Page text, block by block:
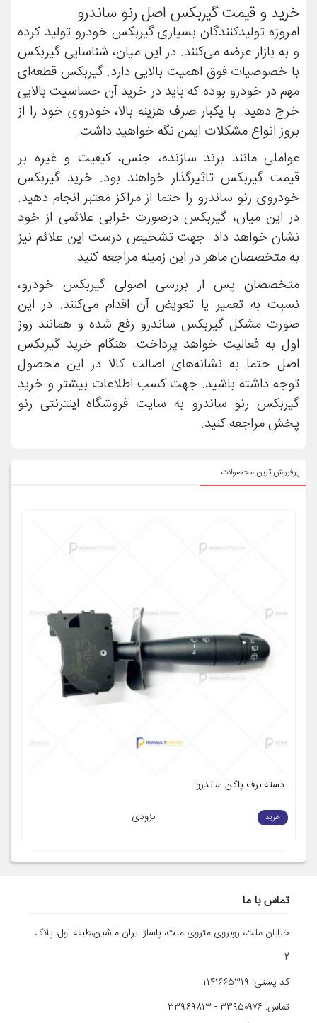
خرید و قیمت گیربکس اصل رنو ساندرو
امروزه تولیدکنندگان بسیاری گیربکس خودرو تولید کرده
و به بازار عرضه می‌کنند. در این میان، شناسایی گیربکس
با خصوصیات فوق اهمیت بالایی دارد. گیربکس قطعه‌ای
مهم در خودرو بوده که باید در خرید آن حساسیت بالایی
خرج دهید. با یکبار صرف هزینه بالا، خودروی خود را از
بروز انواع مشکلات ایمن نگه خواهید داشت.
عواملی مانند برند سازنده، جنس، کیفیت و غیره بر
قیمت گیربکس تاثیرگذار خواهند بود. خرید گیربکس
خودروی رنو ساندرو را حتما از مراکز معتبر انجام دهید.
در این میان، گیربکس درصورت خرابی علائمی از خود
نشان خواهد داد. جهت تشخیص درست این علائم نیز
به متخصصان ماهر در این زمینه مراجعه کنید.
متخصصان پس از بررسی اصولی گیربکس خودرو،
نسبت به تعمیر یا تعویض آن اقدام می‌کنند. در این
صورت مشکل گیربکس ساندرو رفع شده و همانند روز
اول به فعالیت خواهد پرداخت. هنگام خرید گیربکس
اصل حتما به نشانه‌های اصالت کالا در این محصول
توجه داشته باشید. جهت کسب اطلاعات بیشتر و خرید
گیربکس رنو ساندرو به سایت فروشگاه اینترنتی رنو
پخش مراجعه کنید.
پرفروش ترین محصولات
دسته برف پاکن ساندرو
خرید بزودی
تماس با ما
خیابان ملت، روبروی متروی ملت، پاساژ ایران ماشین،طبقه اول، پلاک
2
کد پستی: ۱۱۴۱۶۶۵۳۱۹
تماس: ۳۳۹۵۰۹۷۶ - ۳۳۹۶۹۸۱۳